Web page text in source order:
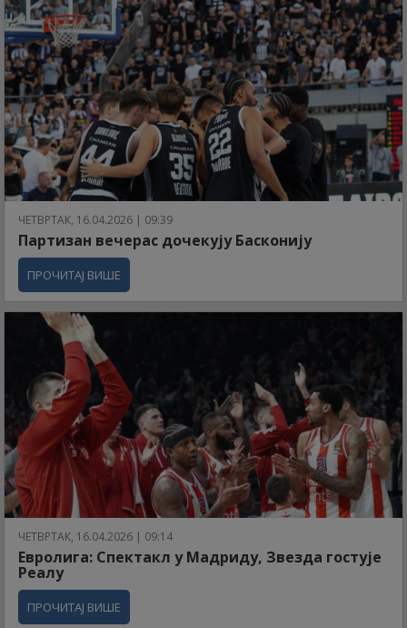
ЧЕТВРТАК, 16.04.2026 | 09:39
Партизан вечерас дочекују Басконију
ПРОЧИТАЈ ВИШЕ
ЧЕТВРТАК, 16.04.2026 | 09:14
Евролига: Спектакл у Мадриду, Звезда гостује
Реалу
ПРОЧИТАЈ ВИШЕ